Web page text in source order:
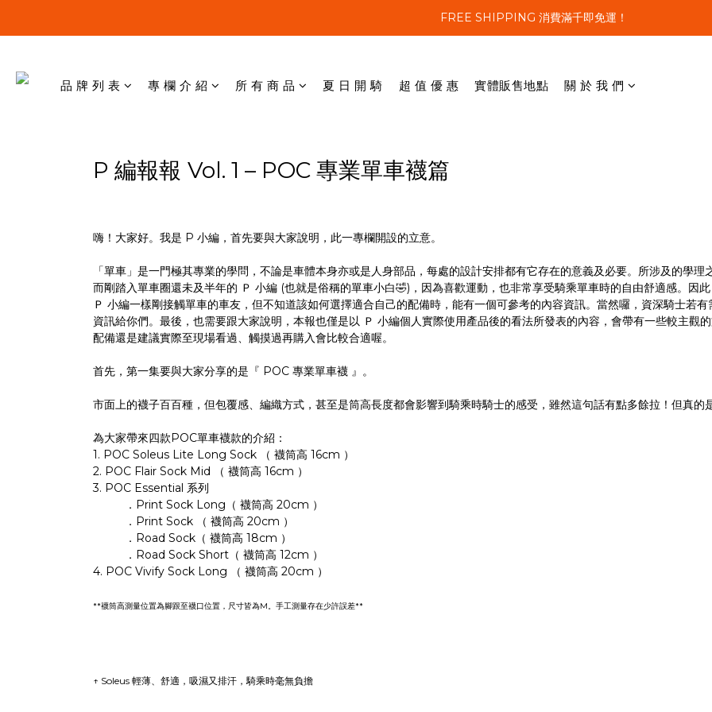
FREE SHIPPING 消費滿千即免運！
品 牌 列 表 專 欄 介 紹 所 有 商 品 夏 日 開 騎 超 值 優 惠 實體販售地點 關 於 我 們
P 編報報 Vol. 1 – POC 專業單車襪篇
嗨！大家好。我是 P 小編，首先要與大家說明，此一專欄開設的立意。
「單車」是一門極其專業的學問，不論是車體本身亦或是人身部品，每處的設計安排都有它存在的意義及必要。所涉及的學理
而剛踏入單車圈還未及半年的 Ｐ 小編 (也就是俗稱的單車小白🤣)，因為喜歡運動，也非常享受騎乘單車時的自由舒適感。因
Ｐ 小編一樣剛接觸單車的車友，但不知道該如何選擇適合自己的配備時，能有一個可參考的內容資訊。當然囉，資深騎士若
資訊給你們。最後，也需要跟大家說明，本報也僅是以 Ｐ 小編個人實際使用產品後的看法所發表的內容，會帶有一些較主觀
配備還是建議實際至現場看過、觸摸過再購入會比較合適喔。
首先，第一集要與大家分享的是『 POC 專業單車襪 』。
市面上的襪子百百種，但包覆感、編織方式，甚至是筒高長度都會影響到騎乘時騎士的感受，雖然這句話有點多餘拉！但真的
為大家帶來四款POC單車襪款的介紹：
1. POC Soleus Lite Long Sock （ 襪筒高 16cm ）
2. POC Flair Sock Mid （ 襪筒高 16cm ）
3. POC Essential 系列
．Print Sock Long（ 襪筒高 20cm ）
．Print Sock （ 襪筒高 20cm ）
．Road Sock（ 襪筒高 18cm ）
．Road Sock Short（ 襪筒高 12cm ）
4. POC Vivify Sock Long （ 襪筒高 20cm ）
**襪筒高測量位置為腳跟至襪口位置，尺寸皆為M。手工測量存在少許誤差**
↑ Soleus 輕薄、舒適，吸濕又排汗，騎乘時毫無負擔